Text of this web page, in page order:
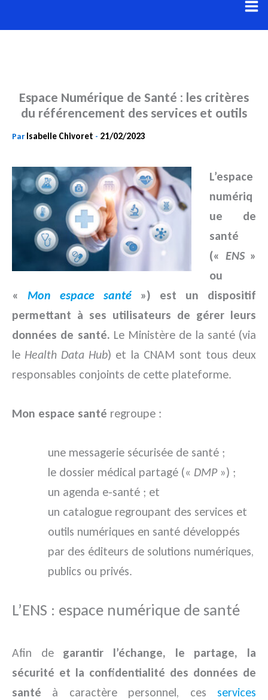
au
Espace Numérique de Santé : les critères
du référencement des services et outils
Par Isabelle Chivoret - 21/02/2023
L’espace
numériq
ue de
santé
(« ENS»
ou
« Mon espace santé») est un dispositif
permettant à ses utilisateurs de gérer leurs
données de santé. Le Ministère de la santé (via
le Health Data Hub) et la CNAM sont tous deux
responsables conjoints de cette plateforme.
Mon espace santé regroupe :
une messagerie sécurisée de santé ;
le dossier médical partagé (« DMP») ;
un agenda e-santé ; et
un catalogue regroupant des services et
outils numériques en santé développés
par des éditeurs de solutions numériques,
publics ou privés.
L’ENS : espace numérique de santé
Afin de garantir l’échange, le partage, la
sécurité et la confidentialité des données de
santé à caractère personnel, ces services